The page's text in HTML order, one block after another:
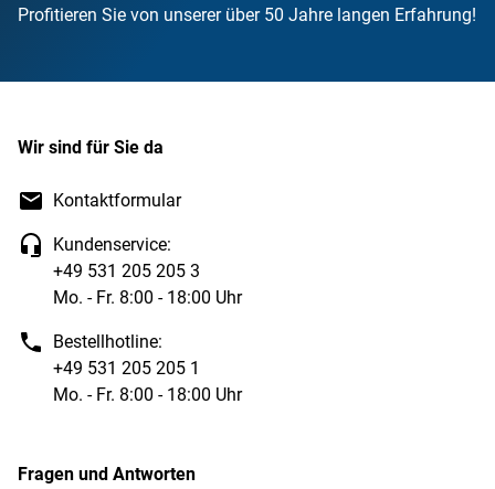
Profitieren Sie von unserer über 50 Jahre langen Erfahrung!
Wir sind für Sie da
Kontaktformular
Kundenservice:
+49 531 205 205 3
Mo. - Fr. 8:00 - 18:00 Uhr
Bestellhotline:
+49 531 205 205 1
Mo. - Fr. 8:00 - 18:00 Uhr
Fragen und Antworten